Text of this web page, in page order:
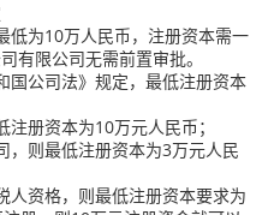
低为10万人民币，注册资本需一
有限公司无需前置审批。
国公司法》规定，最低注册资本
册资本为10万元人民币；
，则最低注册资本为3万元人民
人资格，则最低注册资本要求为